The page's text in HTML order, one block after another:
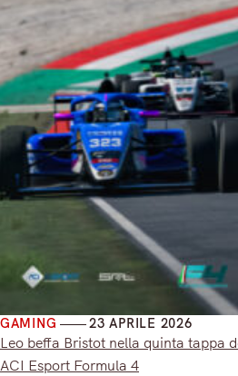
GAMING 23 APRILE 2026
Leo beffa Bristot nella quinta tappa
ACI Esport Formula 4